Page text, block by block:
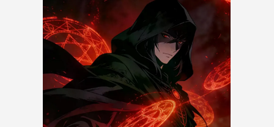
Weitere Instrumente
Alle Tools anzeigen
Vorlagen